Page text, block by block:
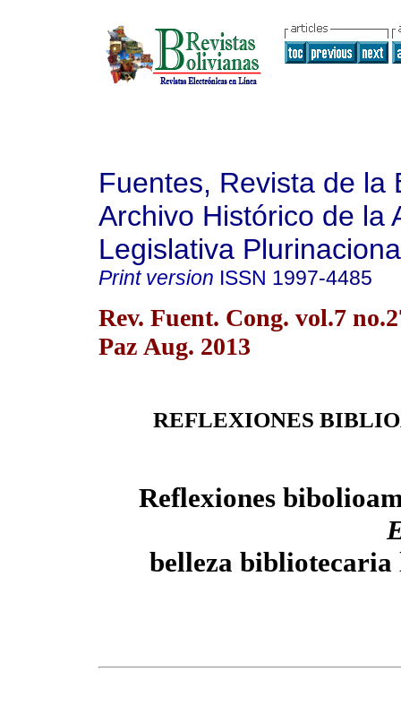
Fuentes, Revista de la
Archivo Histórico de la
Legislativa
Print version ISSN 1997-4485
Rev. Fuent. Cong. vol.7
Paz Aug. 2013
REFLEXIONES
Reflexiones
belleza